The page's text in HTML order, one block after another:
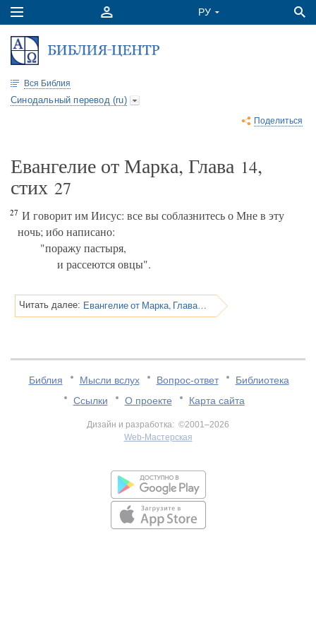
Вся Библия
Синодальный перевод (ru)
Поделиться
Евангелие от Марка, Глава 14,
стих 27
27 И говорит им Иисус: все вы соблазнитесь о Мне в эту
ночь; ибо написано:
"поражу пастыря,
и рассеются овцы".
Читать далее: Евангелие от Марка, Глава 14
Библия Мысли вслух Вопрос-ответ
Библиотека
Ссылки
О проекте Карта сайта
Дизайн и разработка: ©2001–2026
Web-Мастерская